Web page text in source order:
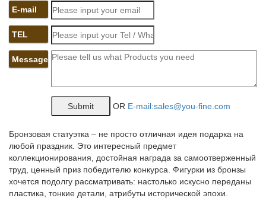
Выставки в Чебоксарах в декабре-январе 2018… — 2do2go
☀ Лучшие выставки в Чебоксарах, полный список: адреса,
сайте ➁ᵈᵒ➁ᵍᵒ∙ᴿᵁ.
Работа сайта временно приостановлена
нарушением условий Договора на абонентское обслуживание,
то для возобновления работы вам необходимо обратиться в
Службу поддержки. Мы будем рады вам помочь!
Россия в деталях
E-mail
TEL
Message
OR E-mail:sales@you-fine.com
Бронзовая статуэтка – не просто отличная идея подарка на
любой праздник. Это интересный предмет
коллекционирования, достойная награда за самоотверженный
труд, ценный приз победителю конкурса. Фигурки из бронзы
хочется подолгу рассматривать: настолько искусно переданы
пластика, тонкие детали, атрибуты исторической эпохи.